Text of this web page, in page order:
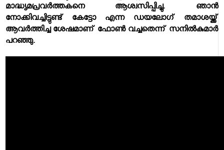
മാദ്ധ്യമപ്രവര്‍ത്തകനെ ആശ്വസിപ്പിച്ചു. ഞാന്‍
നോക്കിവച്ചിട്ടുണ്ട് കേട്ടോ എന്ന ഡയലോഗ് തമാശയ്ക്ക്
ആവര്‍ത്തിച്ച ശേഷമാണ് ഫോണ്‍ വച്ചതെന്ന് സനില്‍കുമാര്‍
പറഞ്ഞു.